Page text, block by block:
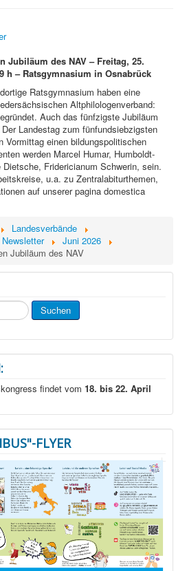
Jubiläum des NAV – Freitag, 25.
h – Ratsgymnasium in Osnabrück
Ratsgymnasium haben eine
Altphilologenverband:
Auch das fünfzigste Jubiläum
Landestag zum fünfundsiebzigsten
Vormittag einen bildungspolitischen
werden Marcel Humar, Humboldt-
Fridericianum Schwerin, sein.
u.a. zu Zentralabiturthemen,
auf unserer pagina domestica
Landesverbände
Newsletter
Juni 2026
Jubiläum des NAV
Suchen
findet vom 18. bis 22. April
FLYER